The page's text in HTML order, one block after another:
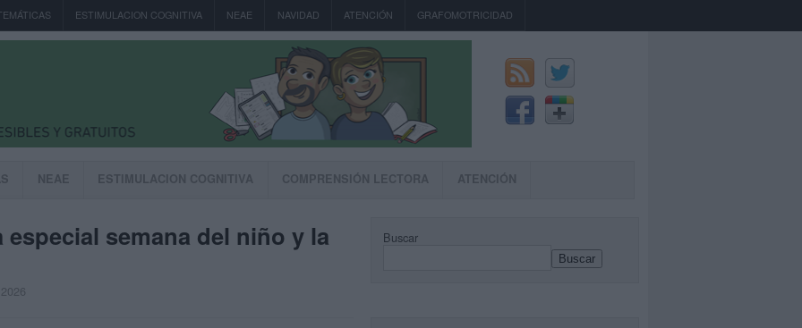
ESTIMULACION COGNITIVA NEAE NAVIDAD ATENCIÓN GRAFOMOTRICIDAD
NEAE ESTIMULACION COGNITIVA COMPRENSIÓN LECTORA ATENCIÓN
semana del niño y la
Buscar
Buscar